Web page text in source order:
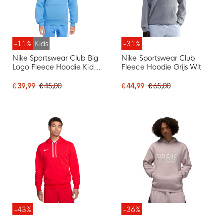
-11% Kids
Nike Sportswear Club Big
Logo Fleece Hoodie Kids
€ 39,99 € 45,00
-31%
Nike Sportswear Club
Fleece Hoodie Grijs Wit
€ 44,99 € 65,00
-43%
-36%